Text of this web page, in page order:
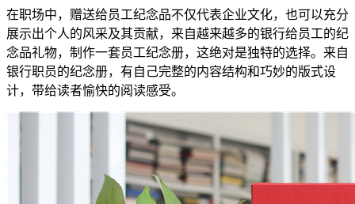
在职场中，赠送给员工纪念品不仅代表企业文化，也可以充分
展示出个人的风采及其贡献，来自越来越多的银行给员工的纪
念品礼物，制作一套员工纪念册，这绝对是独特的选择。来自
银行职员的纪念册，有自己完整的内容结构和巧妙的版式设
计，带给读者愉快的阅读感受。